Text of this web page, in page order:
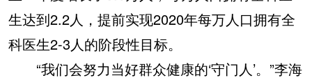
生达到2.2人，提前实现2020年每万人口拥有全
科医生2-3人的阶段性目标。
“我们会努力当好群众健康的‘守门人’。”李海